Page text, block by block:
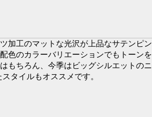
加工のマットな光沢が上品なサテンピン
色のカラーバリエーションでもトーンを
もちろん、今季はビッグシルエットのニ
タイルもオススメです。